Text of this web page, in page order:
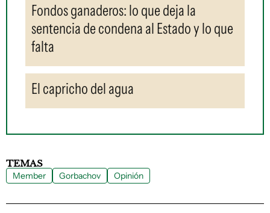
Fondos ganaderos: lo que deja la
sentencia de condena al Estado y lo que
falta
El capricho del agua
TEMAS
Member Gorbachov Opinión